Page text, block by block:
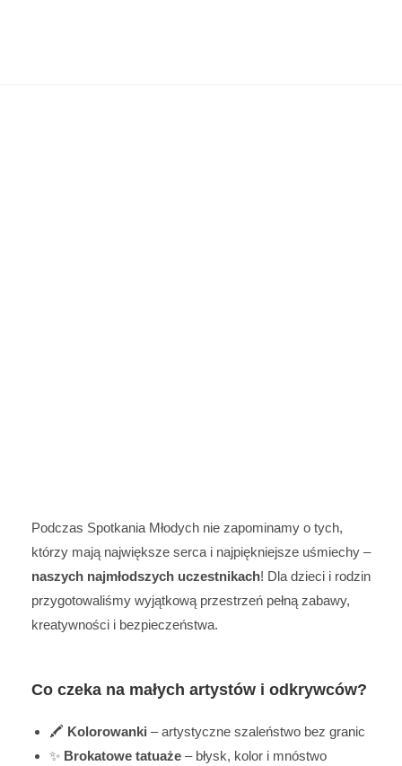
Podczas Spotkania Młodych nie zapominamy o tych,
którzy mają największe serca i najpiękniejsze uśmiechy –
naszych najmłodszych uczestnikach! Dla dzieci i rodzin
przygotowaliśmy wyjątkową przestrzeń pełną zabawy,
kreatywności i bezpieczeństwa.
Co czeka na małych artystów i odkrywców?
🖍️ Kolorowanki – artystyczne szaleństwo bez granic
✨ Brokatowe tatuaże – błysk, kolor i mnóstwo